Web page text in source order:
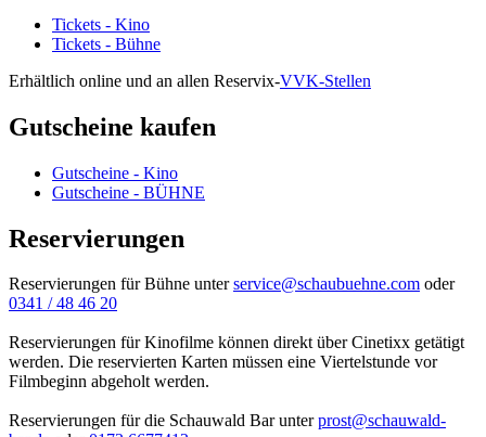
Tickets - Kino
Tickets - Bühne
Erhältlich online und an allen Reservix-VVK-Stellen
Gutscheine kaufen
Gutscheine - Kino
Gutscheine - BÜHNE
Reservierungen
Reservierungen für Bühne unterservice@schaubuehne.com oder
0341 / 48 46 20
Reservierungen für Kinofilme können direkt über Cinetixx getätigt
werden. Die reservierten Karten müssen eine Viertelstunde vor
Filmbeginn abgeholt werden.
Reservierungen für die Schauwald Bar unterprost@schauwald-